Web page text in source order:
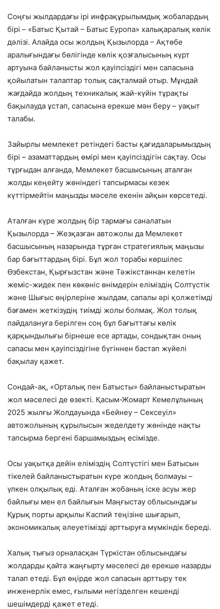
Соңғы жылдардағы ірі инфрақұрылымдық жобалардың
бірі – «Батыс Қытай – Батыс Еуропа» халықаралық көлік
дәлізі. Алайда осы жолдың Қызылорда – Ақтөбе
аралығындағы бөлігінде көлік қозғалысының күрт
артуына байланысты жол қауіпсіздігі мен сапасына
қойылатын талаптар толық сақталмай отыр. Мұндай
жағдайда жолдың техникалық жай-күйін тұрақты
бақылауда ұстап, сапасына ерекше мән беру – уақыт
талабы.
Зайырлы мемлекет ретіндегі басты қағидаларымыздың
бірі – азаматтардың өмірі мен қауіпсіздігін сақтау. Осы
тұрғыдан алғанда, Мемлекет басшысының аталған
жолды кеңейту жөніндегі тапсырмасы кезек
күттірмейтін маңызды мәселе екенін айқын көрсетеді.
Аталған күре жолдың бір тармағы саналатын
Қызылорда – Жезқазған автожолы да Мемлекет
басшысының назарында тұрған стратегиялық маңызы
бар бағыттардың бірі. Бұл жол торабы көршілес
Өзбекстан, Қырғызстан және Тәжікстаннан келетін
жеміс-жидек пен көкөніс өнімдерін еліміздің Солтүстік
және Шығыс өңірлеріне жылдам, сапалы әрі қолжетімді
бағамен жеткізудің тиімді жолы болмақ. Жол толық
пайдалануға берілген соң бұл бағыттағы көлік
қарқындылығы бірнеше есе артады, сондықтан оның
сапасы мен қауіпсіздігіне бүгіннен бастап жүйелі
бақылау қажет.
Сондай-ақ, «Орталық пен Батысты» байланыстыратын
жол мәселесі де өзекті. Қасым-Жомарт Кемелұлының
2025 жылғы Жолдауында «Бейнеу – Сексеуіл»
автожолының құрылысын жеделдету жөнінде нақты
тапсырма бергені баршамыздың есімізде.
Осы уақытқа дейін еліміздің Солтүстігі мен Батысын
тікелей байланыстыратын күре жолдың болмауы –
үлкен олқылық еді. Аталған жобаның іске асуы жер
байлығы мен ел байлығын Маңғыстау облысындағы
Құрық порты арқылы Каспий теңізіне шығарып,
экономикалық әлеуетімізді арттыруға мүмкіндік береді.
Халық тығыз орналасқан Түркістан облысындағы
жолдарды қайта жаңғырту мәселесі де ерекше назарды
талап етеді. Бұл өңірде жол сапасын арттыру тек
инженерлік емес, ғылыми негізделген кешенді
шешімдерді қажет етеді.